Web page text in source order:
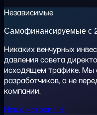
Независимые
Самофинансируемые с
Никаких венчурных
давления совета
исходящем трафике. Мы
разработчиков, а не
компании.
Наша история →